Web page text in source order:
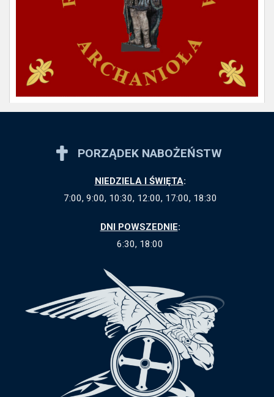
PORZĄDEK NABOŻEŃSTW
NIEDZIELA I ŚWIĘTA:
7:00, 9:00, 10:30, 12:00, 17:00, 18:30
DNI POWSZEDNIE:
6:30, 18:00